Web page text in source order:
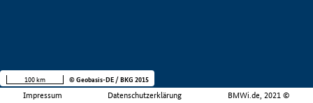
Impressum Datenschutzerklärung BMWi.de, 2021 ©
100 km © Geobasis-DE / BKG 2015